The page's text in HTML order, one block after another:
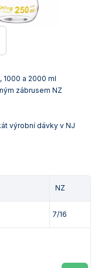
1000 a 2000 ml
zábrusem NZ
výrobní dávky v NJ
NZ
7/16